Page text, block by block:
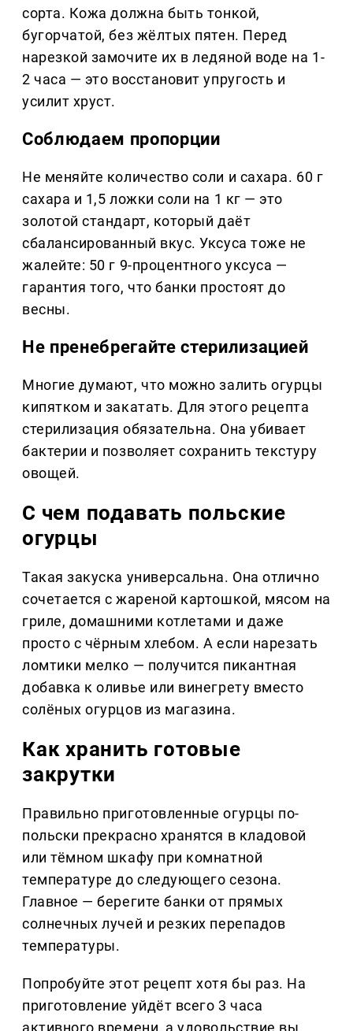
сорта. Кожа должна быть тонкой,
бугорчатой, без жёлтых пятен. Перед
нарезкой замочите их в ледяной воде на 1-
2 часа — это восстановит упругость и
усилит хруст.
Соблюдаем пропорции
Не меняйте количество соли и сахара. 60 г
сахара и 1,5 ложки соли на 1 кг — это
золотой стандарт, который даёт
сбалансированный вкус. Уксуса тоже не
жалейте: 50 г 9-процентного уксуса —
гарантия того, что банки простоят до
весны.
Не пренебрегайте стерилизацией
Многие думают, что можно залить огурцы
кипятком и закатать. Для этого рецепта
стерилизация обязательна. Она убивает
бактерии и позволяет сохранить текстуру
овощей.
С чем подавать польские
огурцы
Такая закуска универсальна. Она отлично
сочетается с жареной картошкой, мясом на
гриле, домашними котлетами и даже
просто с чёрным хлебом. А если нарезать
ломтики мелко — получится пикантная
добавка к оливье или винегрету вместо
солёных огурцов из магазина.
Как хранить готовые
закрутки
Правильно приготовленные огурцы по-
польски прекрасно хранятся в кладовой
или тёмном шкафу при комнатной
температуре до следующего сезона.
Главное — берегите банки от прямых
солнечных лучей и резких перепадов
температуры.
Попробуйте этот рецепт хотя бы раз. На
приготовление уйдёт всего 3 часа
активного времени, а удовольствие вы